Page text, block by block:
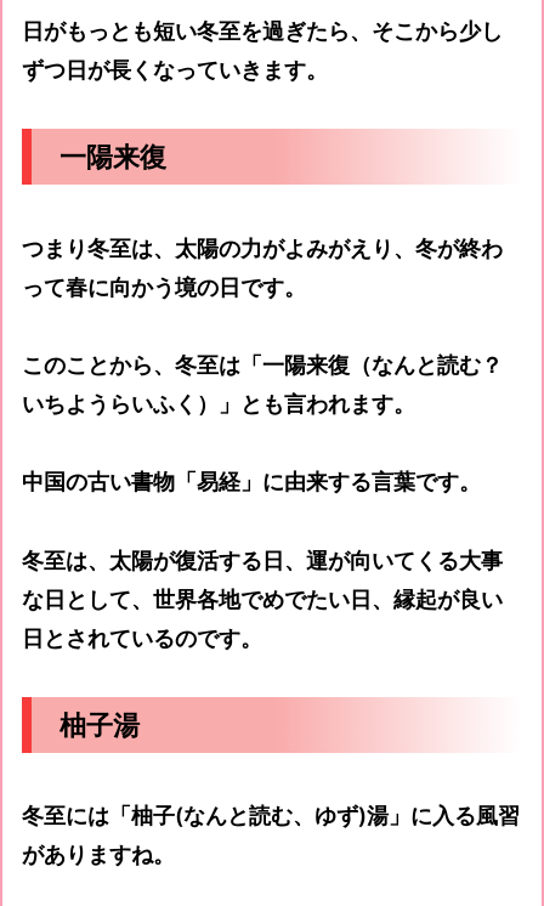
日がもっとも短い冬至を過ぎたら、そこから少し
ずつ日が長くなっていきます。
一陽来復
つまり冬至は、太陽の力がよみがえり、冬が終わ
って春に向かう境の日です。
このことから、冬至は「一陽来復（なんと読む？
いちようらいふく）」とも言われます。
中国の古い書物「易経」に由来する言葉です。
冬至は、太陽が復活する日、運が向いてくる大事
な日として、世界各地でめでたい日、縁起が良い
日とされているのです。
柚子湯
冬至には「柚子(なんと読む、ゆず)湯」に入る風習
がありますね。